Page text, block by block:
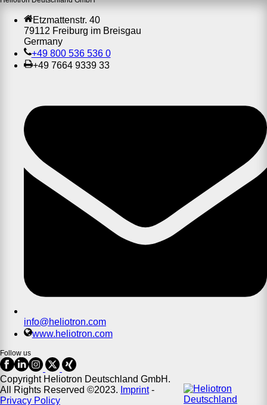
Etzmattenstr. 40
79112 Freiburg im Breisgau
Germany
+49 800 536 536 0
+49 7664 9339 33
info@heliotron.com
www.heliotron.com
Follow us
Copyright Heliotron Deutschland GmbH.
All Rights Reserved ©2023. Imprint-
Privacy Policy